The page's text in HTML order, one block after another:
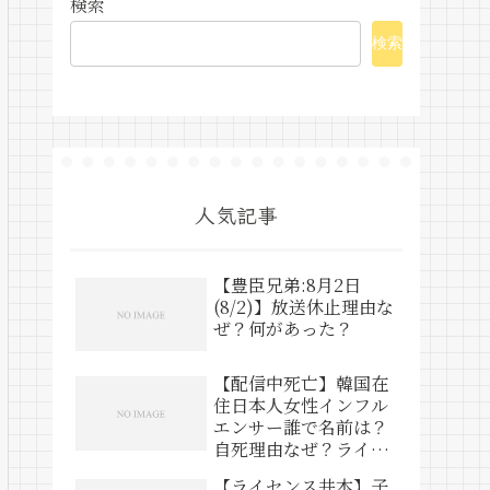
検索
検索
人気記事
【豊臣兄弟:8月2日
(8/2)】放送休止理由な
ぜ？何があった？
【配信中死亡】韓国在
住日本人女性インフル
エンサー誰で名前は？
自死理由なぜ？ライブ